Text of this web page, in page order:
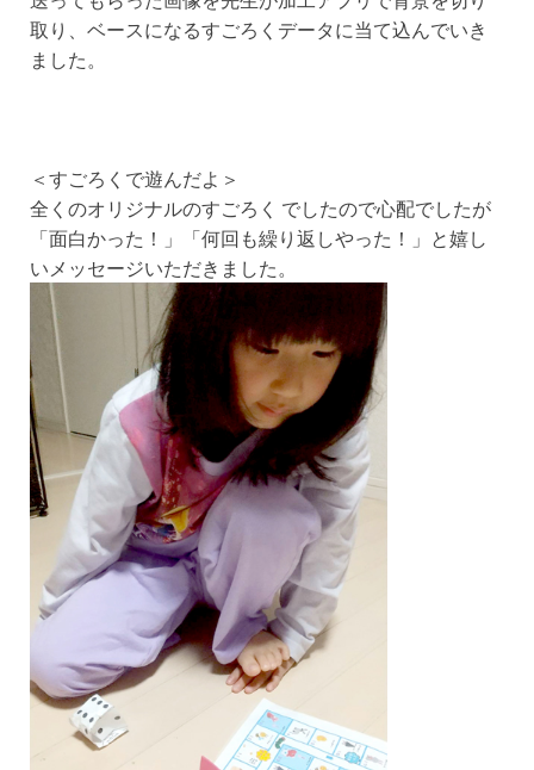
取り、ベースになるすごろくデータに当て込んでいき
ました。
＜すごろくで遊んだよ＞
全くのオリジナルのすごろく でしたので心配でしたが
「面白かった！」「何回も繰り返しやった！」と嬉し
いメッセージいただきました。